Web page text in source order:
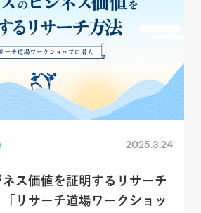
2025.3.24
ス価値を証明するリサーチ
リサーチ道場ワークショッ